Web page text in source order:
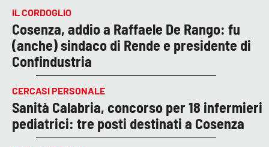
IL CORDOGLIO
Cosenza, addio a Raffaele De Rango: fu
(anche) sindaco di Rende e presidente di
Confindustria
CERCASI PERSONALE
Sanità Calabria, concorso per 18 infermieri
pediatrici: tre posti destinati a Cosenza